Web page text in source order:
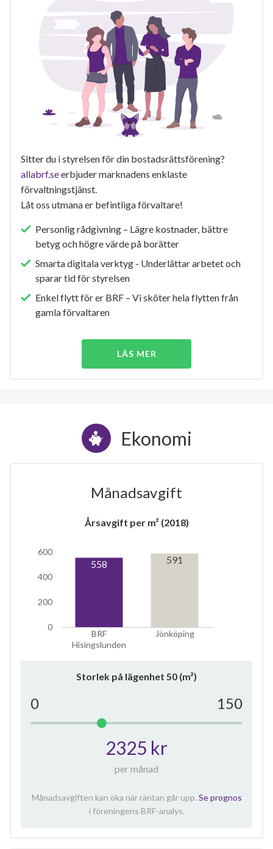
Sitter du i styrelsen för din bostadsrättsförening?
allabrf.seerbjuder marknadens enklaste
förvaltningstjänst.
Låt oss utmana er befintliga förvaltare!
Personlig rådgivning – Lägre kostnader, bättre
betyg och högre värde på borätter
Smarta digitala verktyg - Underlättar arbetet och
sparar tid för styrelsen
Enkel flytt för er BRF – Vi sköter hela flytten från
gamla förvaltaren
LÄS MER
Ekonomi
Månadsavgift
Årsavgift per m² (2018)
BRF
Hisingslunden
Jönköping
0
200
400
600
558 591
Storlek på lägenhet 50 (m²)
0 150
2325 kr
per månad
Månadsavgiften kan öka när räntan går upp. Se prognos
i föreningens BRF-analys.